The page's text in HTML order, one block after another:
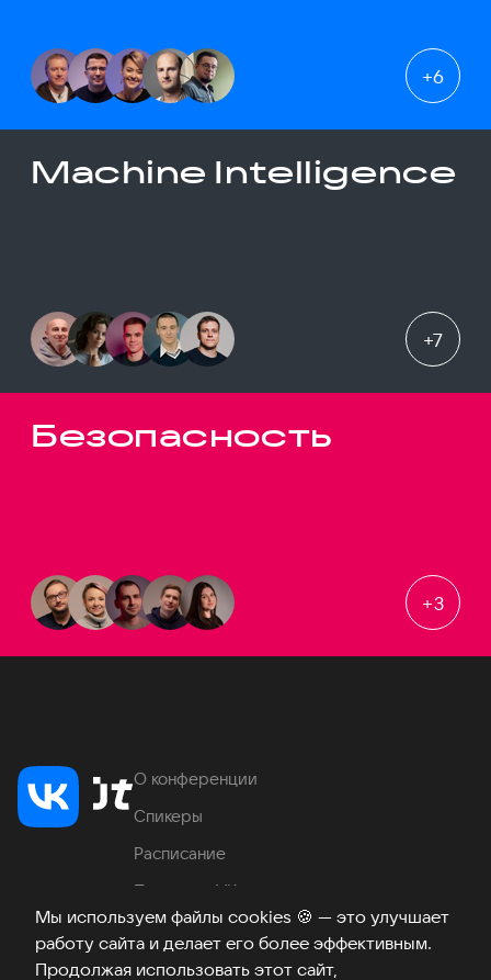
Мы используем файлы cookies 🍪 — это улучшает
работу сайта и делает его более эффективным.
Продолжая использовать этот сайт,
+6
Machine Intelligence
+7
Безопасность
+3
О конференции
Спикеры
Расписание
Продукты VK
Место проведения
Часто задаваемые вопросы